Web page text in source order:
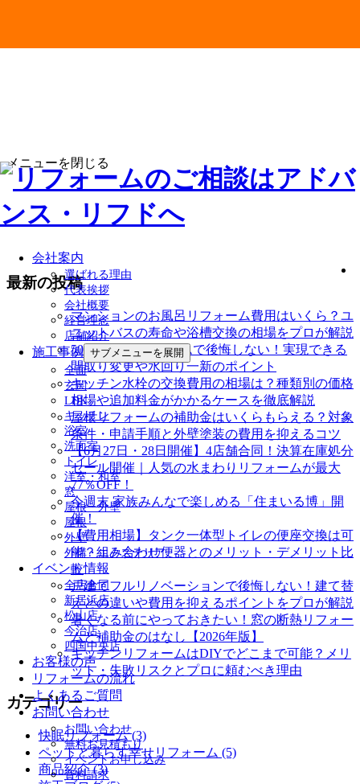
会社案内
選ばれる理由
代表挨拶
会社概要
経営理念
店舗紹介
施工事例 サブメニューを展開
全面
玄関
LDK
キッチン
浴室
洗面室
トイレ
洋室・和室
窓
屋根・外壁
屋根
外壁
外構・エクステリア
イベント情報
全店合同
新居浜店
松山店
今治店
四国中央店
お客様の声
リフォームの流れ
よくあるご質問
お問い合わせ
お問い合わせ
無料お見積もり
イベントお申し込み
資料請求
メニューを閉じる
最新の投稿
マンションのお風呂リフォーム費用はいくら？ユ
ニットバスの寿命や浴槽交換の相場をプロが解説
500万円のリフォームで後悔しない！実現できる
間取り変更や水回り一新のポイント
キッチン水栓の交換費用の相場は？種類別の価格
相場や追加料金がかかるケースを徹底解説
屋根リフォームの補助金はいくらもらえる？対象
条件・申請手順と外壁塗装の費用を抑えるコツ
【6月27日・28日開催】4店舗合同！決算在庫処分
セール開催｜人気の水まわりリフォームが最大
77％OFF！
今週末 家族みんなで楽しめる「住まいる博」開
催！
【費用相場】タンク一体型トイレの便座交換は可
能？組み合わせ便器とのメリット・デメリット比
較
戸建てフルリノベーションで後悔しない！建て替
えとの違いや費用を抑えるポイントをプロが解説
暑くなる前にやっておきたい！窓の断熱リフォー
ムと補助金のはなし【2026年版】
キッチンリフォームはDIYでどこまで可能？メリ
ット・失敗リスクとプロに頼むべき理由
カテゴリー
快眠リフォーム (3)
ペットと暮らす幸せリフォーム (5)
商品紹介 (3)